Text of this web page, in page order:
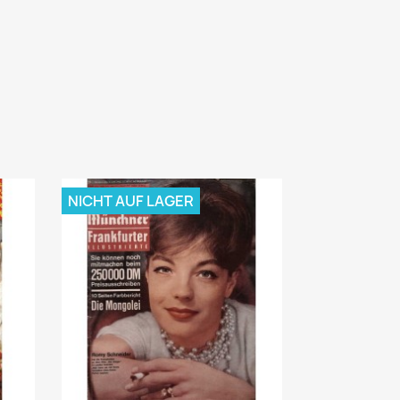
NICHT AUF LAGER